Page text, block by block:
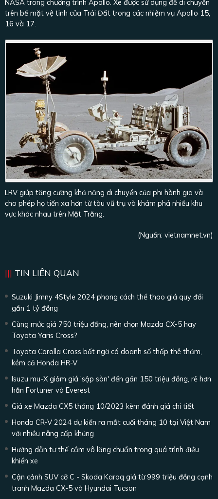
NASA trong chương trình Apollo. Xe được sử dụng để di chuyển
trên bề mặt vệ tinh của Trái Đất trong các nhiệm vụ Apollo 15,
16 và 17.
LRV giúp tăng cường khả năng di chuyển của phi hành gia và
cho phép họ tiến xa hơn từ tàu vũ trụ và khám phá nhiều khu
vực khác nhau trên Mặt Trăng.
(Nguồn: vietnamnet.vn)
TIN LIÊN QUAN
Suzuki Jimny 4Style 2024 phong cách thể thao giá quy đổi
gần 1 tỷ đồng
Cùng mức giá 750 triệu đồng, nên chọn Mazda CX-5 hay
Toyota Yaris Cross?
Toyota Corolla Cross bất ngờ có doanh số thấp thê thảm,
kém cả Honda HR-V
Isuzu mu-X giảm giá 'sập sàn' đến gần 150 triệu đồng, rẻ hơn
hẳn Fortuner và Everest
Giá xe Mazda CX5 tháng 10/2023 kèm đánh giá chi tiết
Honda CR-V 2024 dự kiến ra mắt cuối tháng 10 tại Việt Nam
với nhiều nâng cấp khủng
Hướng dẫn tư thế cầm vô lăng chuẩn trong quá trình điều
khiển xe
Cận cảnh SUV cỡ C - Skoda Karoq giá từ 999 triệu đồng cạnh
tranh Mazda CX-5 và Hyundai Tucson